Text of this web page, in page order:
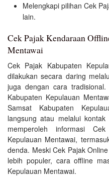
Melengkapi pilihan Cek
lain.
Cek Pajak Kendaraan
Mentawai
Cek Pajak Kabupaten
dilakukan secara daring
juga dengan cara
Kabupaten Kepulauan
Samsat Kabupaten
langsung atau melalui kontak
memperoleh informasi
Kepulauan Mentawai,
denda. Meski Cek Pajak
lebih populer, cara offline
Kepulauan Mentawai.